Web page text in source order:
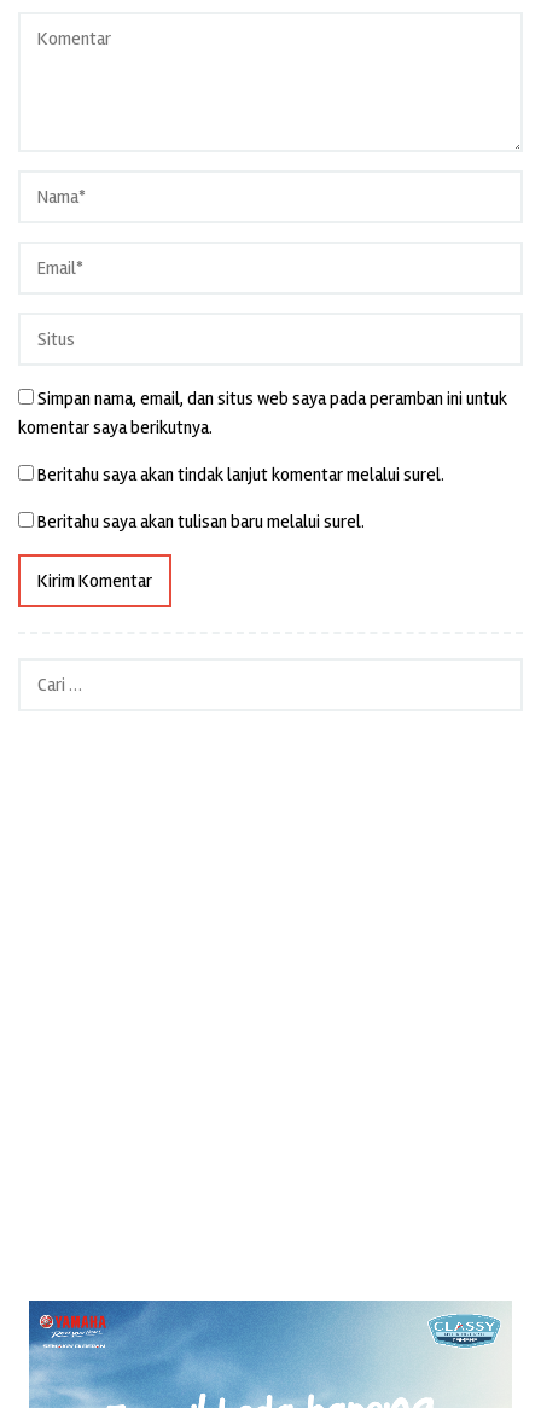
Simpan nama, email, dan situs web saya pada peramban ini untuk
komentar saya berikutnya.
Beritahu saya akan tindak lanjut komentar melalui surel.
Beritahu saya akan tulisan baru melalui surel.